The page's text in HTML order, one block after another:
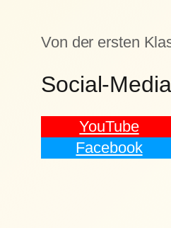
Von der ersten
Social-Media
YouTube
Facebook